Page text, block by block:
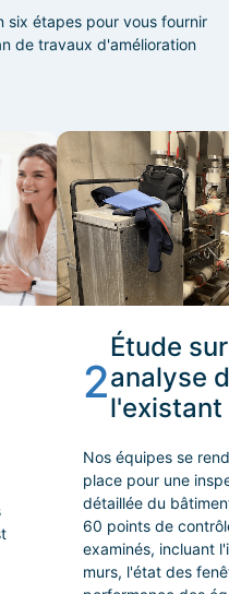
six étapes pour vous fournir
de travaux d'amélioration
2
Étude
analyse
l'existant
Nos équipes se
place pour une
détaillée du
60 points de
examinés, incluant
murs, l'état des